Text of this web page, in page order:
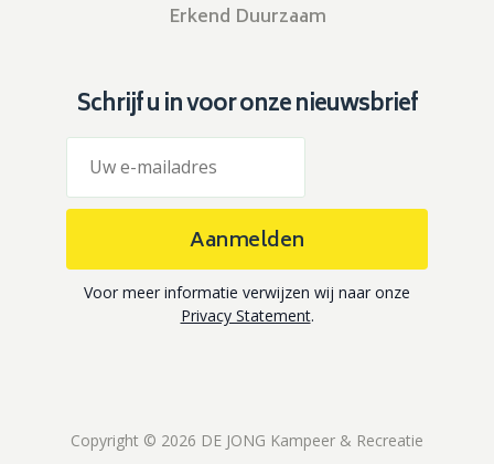
Erkend Duurzaam
Schrijf u in voor onze nieuwsbrief
Aanmelden
Voor meer informatie verwijzen wij naar onze
Privacy Statement.
Copyright © 2026 DE JONG Kampeer & Recreatie